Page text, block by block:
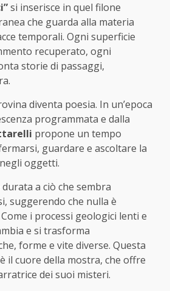
si inserisce in quel filone
che guarda alla materia
temporali. Ogni superficie
recuperato, ogni
storie di passaggi,
diventa poesia. In un’epoca
programmata e dalla
propone un tempo
guardare e ascoltare la
oggetti.
a ciò che sembra
suggerendo che nulla è
i processi geologici lenti e
e si trasforma
forme e vite diverse. Questa
il cuore della mostra, che offre
dei suoi misteri.